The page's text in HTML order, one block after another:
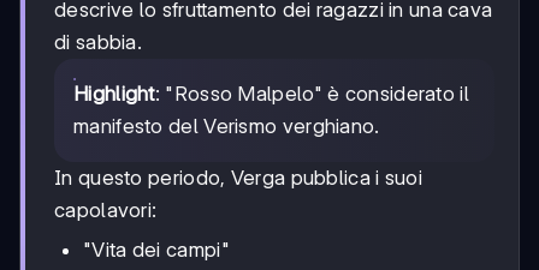
descrive lo sfruttamento dei ragazzi in una cava
di sabbia.
Highlight: "Rosso Malpelo" è considerato il
manifesto del Verismo verghiano.
In questo periodo, Verga pubblica i suoi
capolavori:
"Vita dei campi"